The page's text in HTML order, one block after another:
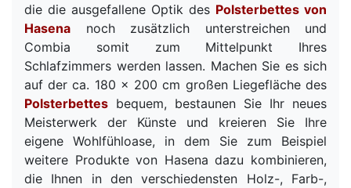
die die ausgefallene Optik des Polsterbettes von
Hasena noch zusätzlich unterstreichen und
Combia somit zum Mittelpunkt Ihres
Schlafzimmers werden lassen. Machen Sie es sich
auf der ca. 180 x 200 cm großen Liegefläche des
Polsterbettes bequem, bestaunen Sie Ihr neues
Meisterwerk der Künste und kreieren Sie Ihre
eigene Wohlfühloase, in dem Sie zum Beispiel
weitere Produkte von Hasena dazu kombinieren,
die Ihnen in den verschiedensten Holz-, Farb-,